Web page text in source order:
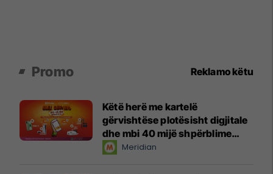
Promo Reklamo këtu
Këtë herë me kartelë
gërvishtëse plotësisht digjitale
dhe mbi 40 mijë shpërblime
instant!Meridian